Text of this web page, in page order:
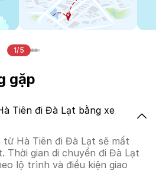
1/5
gặp
Tiên đi Đà Lạt bằng xe
Hà Tiên đi Đà Lạt sẽ mất
Thời gian di chuyển đi Đà Lạt
lộ trình và điều kiện giao